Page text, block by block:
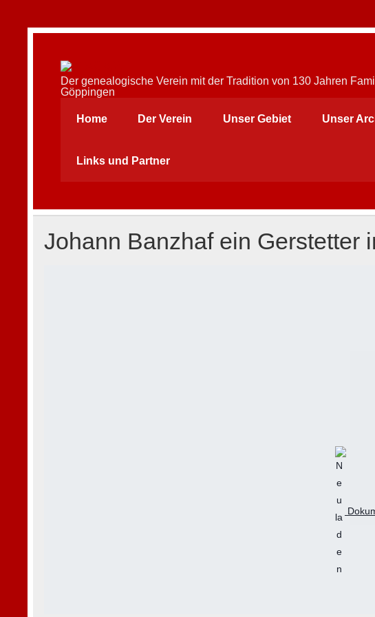
content
AFAG e.V.
Der genealogische Verein mit der Tradition von 130 Jahren
Göppingen
Home Der Verein Unser Gebiet Unser
Links und Partner
Johann Banzhaf ein Gerstetter